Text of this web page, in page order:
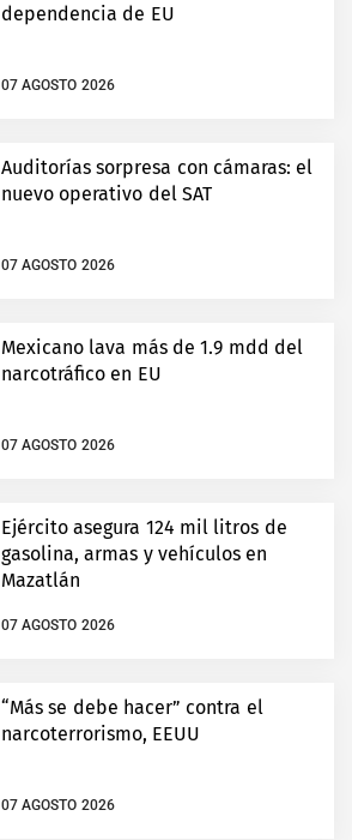
dependencia de EU
07 AGOSTO 2026
Auditorías sorpresa con cámaras: el
nuevo operativo del SAT
07 AGOSTO 2026
Mexicano lava más de 1.9 mdd del
narcotráfico en EU
07 AGOSTO 2026
Ejército asegura 124 mil litros de
gasolina, armas y vehículos en
Mazatlán
07 AGOSTO 2026
“Más se debe hacer” contra el
narcoterrorismo, EEUU
07 AGOSTO 2026